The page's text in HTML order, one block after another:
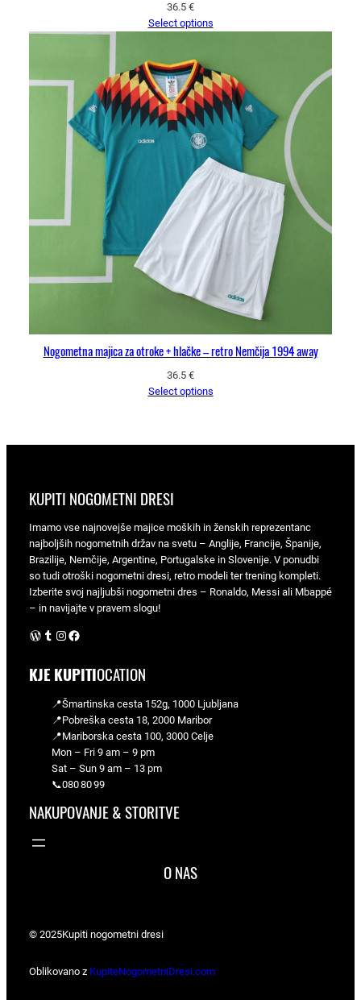
36.5 €
Select options
Nogometna majica za otroke + hlačke – retro Nemčija 1994 away
36.5 €
Select options
KUPITI NOGOMETNI DRESI
Imamo vse najnovejše majice moških in ženskih reprezentanc
najboljših nogometnih držav na svetu – Anglije, Francije, Španije,
Brazilije, Nemčije, Argentine, Portugalske in Slovenije. V ponudbi
so tudi otroški nogometni dresi, retro modeli ter trening kompleti.
Izberite svoj najljubši nogometni dres – Ronaldo, Messi ali Mbappé
– in navijajte v pravem slogu!
WordPress Instagram Facebook
KJE KUPITIOCATION
📍Šmartinska cesta 152g, 1000 Ljubljana
📍Pobreška cesta 18, 2000 Maribor
📍Mariborska cesta 100, 3000 Celje
Mon – Fri 9 am – 9 pm
Sat – Sun 9 am – 13 pm
📞080 80 99
NAKUPOVANJE & STORITVE
O NAS
© 2025Kupiti nogometni dresi
Oblikovano z KupiteNogometniDresi.com